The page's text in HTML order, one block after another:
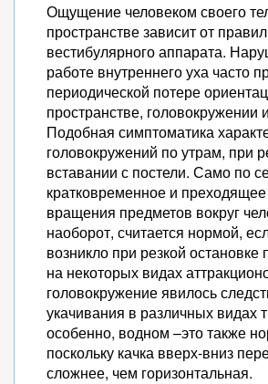
Ощущение человеком своего
пространстве зависит от
вестибулярного аппарата.
работе внутреннего уха часто
периодической потере
пространстве, головокружении
Подобная симптоматика
головокружений по утрам, при
вставании с постели. Само по
кратковременное и преходящее
вращения предметов вокруг
наоборот, считается нормой,
возникло при резкой остановке
на некоторых видах
головокружение явилось
укачивания в различных видах
особенно, водном –это также
поскольку качка вверх-вниз
сложнее, чем горизонтальная.